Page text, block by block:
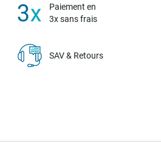
Paiement en
3x sans frais
SAV & Retours